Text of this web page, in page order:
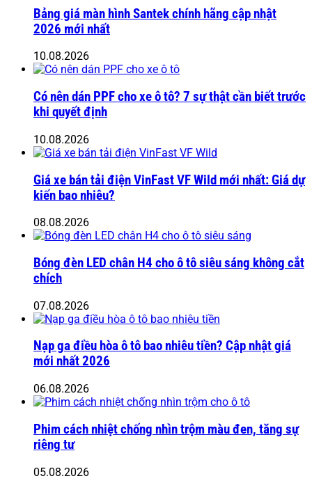
Bảng giá màn hình Santek chính hãng cập nhật
2026 mới nhất
10.08.2026
Có nên dán PPF cho xe ô tô? 7 sự thật cần biết trước
khi quyết định
10.08.2026
Giá xe bán tải điện VinFast VF Wild mới nhất: Giá dự
kiến bao nhiêu?
08.08.2026
Bóng đèn LED chân H4 cho ô tô siêu sáng không cắt
chích
07.08.2026
Nạp ga điều hòa ô tô bao nhiêu tiền? Cập nhật giá
mới nhất 2026
06.08.2026
Phim cách nhiệt chống nhìn trộm màu đen, tăng sự
riêng tư
05.08.2026